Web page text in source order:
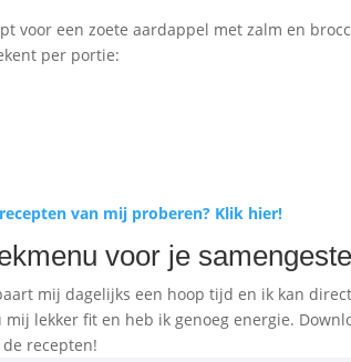
voor een zoete aardappel met zalm en
per portie:
van mij proberen? Klik hier!
voor je
mij dagelijks een hoop tijd en ik kan
lekker fit en heb ik genoeg energie.
recepten!